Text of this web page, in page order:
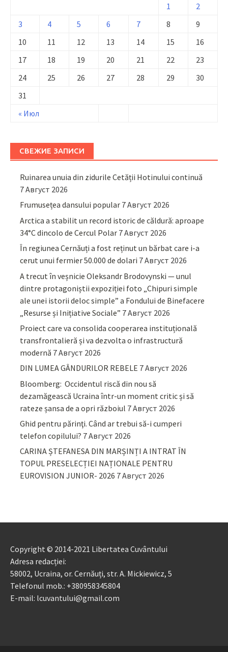
« Июл
1
2
3
4 5 6 7 8
9
10
11 12 13 14 15
16
17
18 19 20 21 22
23
24
25 26 27 28 29
30
31
СВЕЖИЕ ЗАПИСИ
Ruinarea unuia din zidurile Cetății Hotinului continuă
7 Август 2026
Frumusețea dansului popular 7 Август 2026
Arctica a stabilit un record istoric de căldură: aproape
34°C dincolo de Cercul Polar 7 Август 2026
În regiunea Cernăuți a fost reținut un bărbat care i-a
cerut unui fermier 50.000 de dolari 7 Август 2026
A trecut în veșnicie Oleksandr Brodovynski — unul
dintre protagoniștii expoziției foto „Chipuri simple
ale unei istorii deloc simple” a Fondului de Binefacere
„Resurse și Inițiative Sociale” 7 Август 2026
Proiect care va consolida cooperarea instituțională
transfrontalieră și va dezvolta o infrastructură
modernă 7 Август 2026
DIN LUMEA GÂNDURILOR REBELE 7 Август 2026
Bloomberg: Occidentul riscă din nou să
dezamăgească Ucraina într-un moment critic și să
rateze șansa de a opri războiul 7 Август 2026
Ghid pentru părinţi. Când ar trebui să-i cumperi
telefon copilului? 7 Август 2026
CARINA ȘTEFANESA DIN MARȘINȚI A INTRAT ÎN
TOPUL PRESELECȚIEI NAȚIONALE PENTRU
EUROVISION JUNIOR- 2026 7 Август 2026
Copyright © 2014-2021 Libertatea Cuvântului
Adresa redacției:
58002, Ucraina, or. Cernăuți, str. A. Mickiewicz, 5
Telefonul mob.: +380958345804
E-mail: lcuvantului@gmail.com